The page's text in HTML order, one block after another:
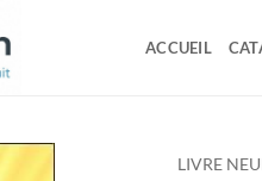
ACCUEIL
LIVRE